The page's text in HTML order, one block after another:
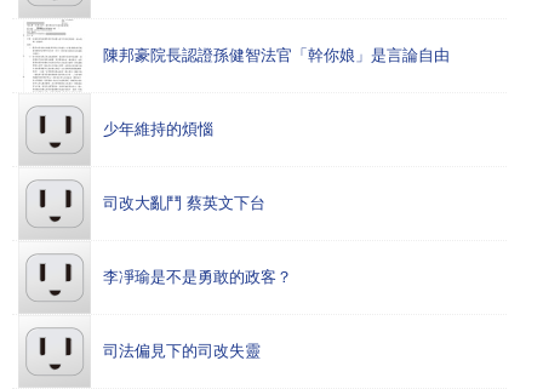
陳邦豪院長認證孫健智法官「幹你娘」是言論自由
少年維持的煩惱
司改大亂鬥 蔡英文下台
李凈瑜是不是勇敢的政客？
司法偏見下的司改失靈